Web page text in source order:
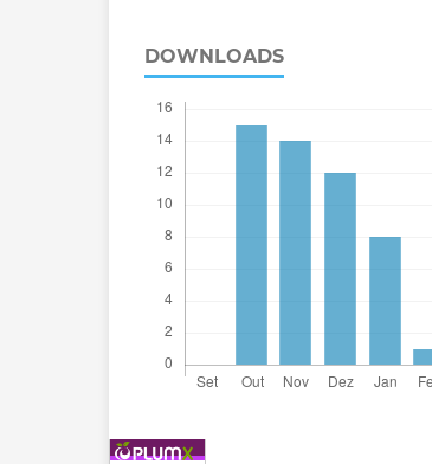
DOWNLOADS